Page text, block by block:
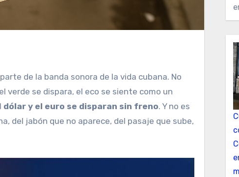
de la banda sonora de la vida cubana. No
verde se dispara, el eco se siente como un
dólar y el euro se disparan sin freno. Y no es
del jabón que no aparece, del pasaje que sube,